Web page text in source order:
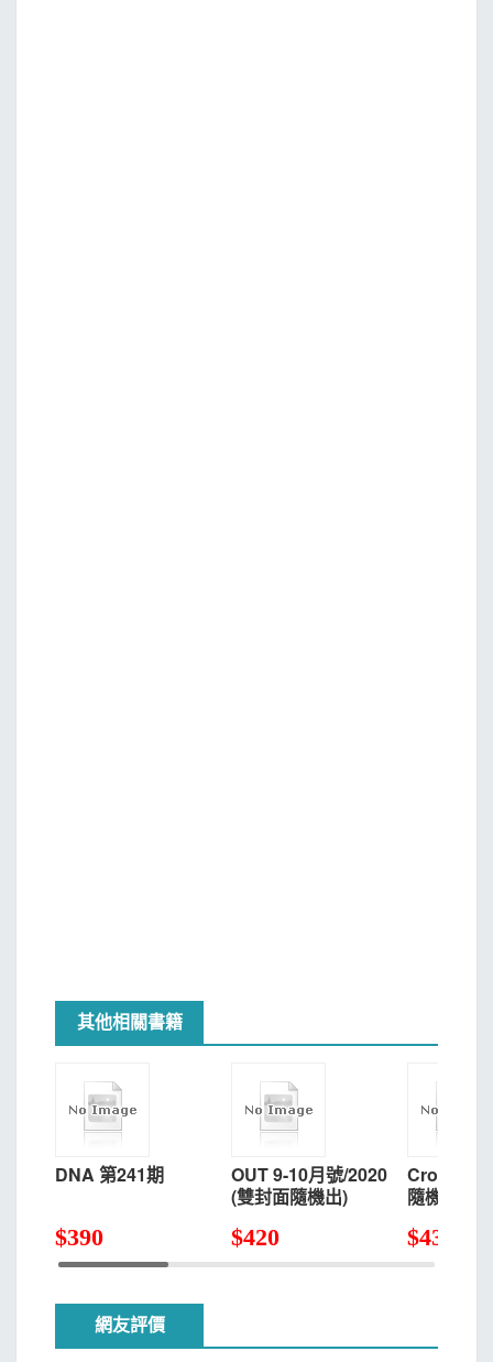
其他相關書籍
DNA 第241期
$390
OUT 9-10月號/2020
(雙封面隨機出)
$420
Crotch 第
隨機出貨)
$430
網友評價